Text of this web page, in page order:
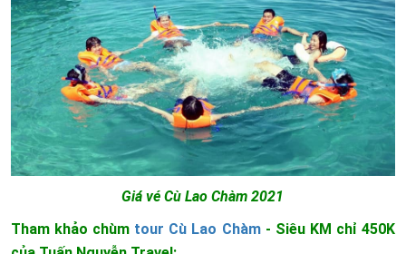
Giá vé Cù Lao Chàm 2021
Tham khảo chùm tour Cù Lao Chàm- Siêu KM chỉ 450K